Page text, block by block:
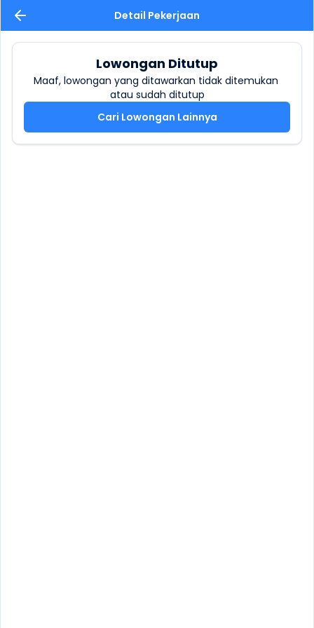
Detail Pekerjaan
Lowongan Ditutup
Maaf, lowongan yang ditawarkan tidak ditemukan
atau sudah ditutup
Cari Lowongan Lainnya